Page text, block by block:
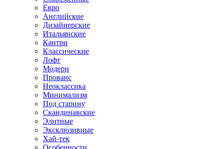
Евро
Английские
Дизайнерские
Итальянские
Кантри
Классические
Лофт
Модерн
Прованс
Неоклассика
Минимализм
Под старину
Скандинавские
Элитные
Эксклюзивные
Хай-тек
Особенности